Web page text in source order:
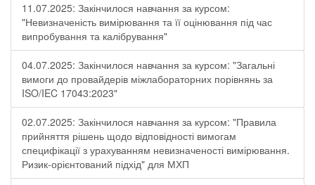
11.07.2025: Закінчилося навчання за курсом:
"Невизначеність вимірювання та її оцінювання під час
випробування та калібрування"
04.07.2025: Закінчилося навчання за курсом: "Загальні
вимоги до провайдерів міжлабораторних порівнянь за
ISO/IEC 17043:2023"
02.07.2025: Закінчилося навчання за курсом: "Правила
прийняття рішень щодо відповідності вимогам
специфікації з урахуванням невизначеності вимірювання.
Ризик-орієнтований підхід" для МХП